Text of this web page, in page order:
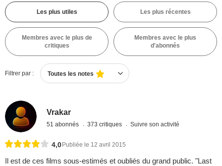
Les plus utiles Les plus récentes
Membres avec le plus de
critiques
Membres avec le plus
d'abonnés
Filtrer par : Toutes les notes
Vrakar
51 abonnés 373 critiques Suivre son activité
4,0 Publiée le 12 avril 2015
Il est de ces films sous-estimés et oubliés du grand public. "Last